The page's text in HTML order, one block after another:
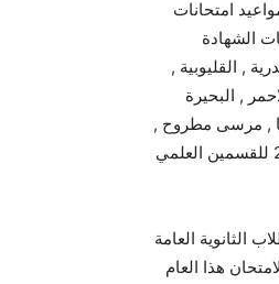
امتحانات
الشهادة
المحافظات الاسكندرية , القليوبية ,
, البحيرة
, مرسى مطروح ,
وقد اعتمدت كافة المديريات التعليمية في جميع المحافظات جدول امتحانات الثانوية العامة 2015 للقسمين العلمي
الثانوية العامة
هذا العام